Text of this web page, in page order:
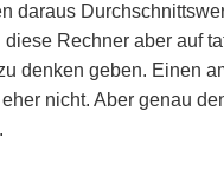
daraus
diese Rechner aber auf
denken geben. Einen
nicht. Aber genau